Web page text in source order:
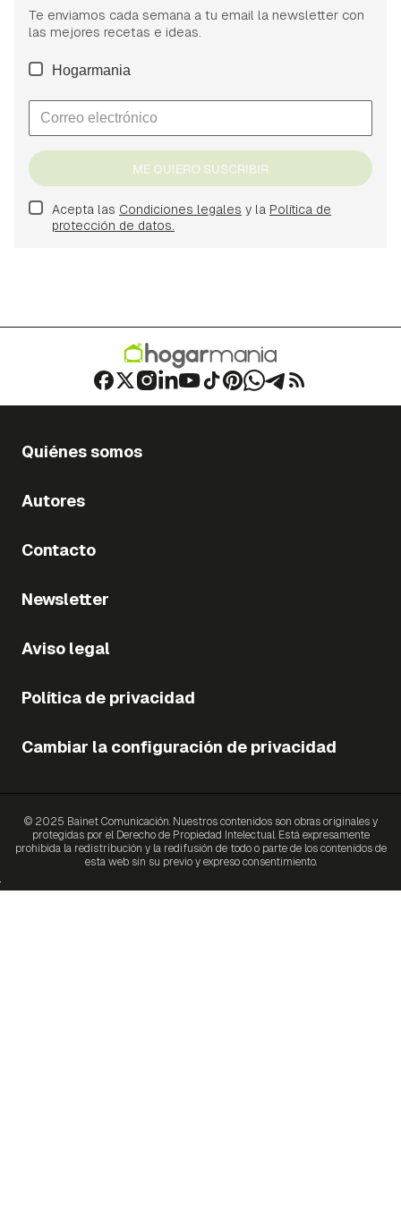
Te enviamos cada semana a tu email la newsletter con
las mejores recetas e ideas.
Hogarmania
ME QUIERO SUSCRIBIR
Acepta las Condiciones legales y la Política de
protección de datos.
Quiénes somos
Autores
Contacto
Newsletter
Aviso legal
Política de privacidad
Cambiar la configuración de privacidad
© 2025 Bainet Comunicación. Nuestros contenidos son obras originales y
protegidas por el Derecho de Propiedad Intelectual. Está expresamente
prohibida la redistribución y la redifusión de todo o parte de los contenidos de
esta web sin su previo y expreso consentimiento.